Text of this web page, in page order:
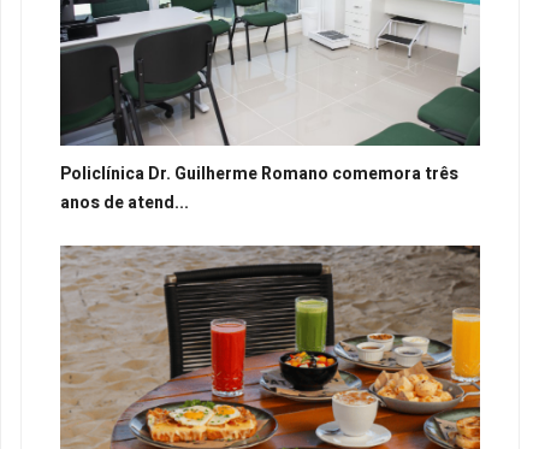
Policlínica Dr. Guilherme Romano comemora três
anos de atend...